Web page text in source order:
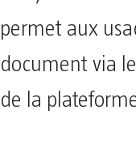
permet aux
document via
de la